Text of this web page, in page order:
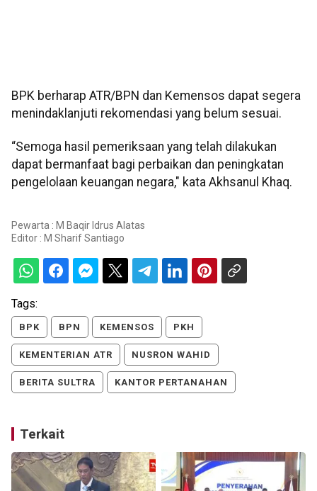
BPK berharap ATR/BPN dan Kemensos dapat segera
menindaklanjuti rekomendasi yang belum sesuai.
“Semoga hasil pemeriksaan yang telah dilakukan
dapat bermanfaat bagi perbaikan dan peningkatan
pengelolaan keuangan negara," kata Akhsanul Khaq.
Pewarta : M Baqir Idrus Alatas
Editor : M Sharif Santiago
Tags:
BPK BPN KEMENSOS PKH
KEMENTERIAN ATR NUSRON WAHID
BERITA SULTRA KANTOR PERTANAHAN
Terkait